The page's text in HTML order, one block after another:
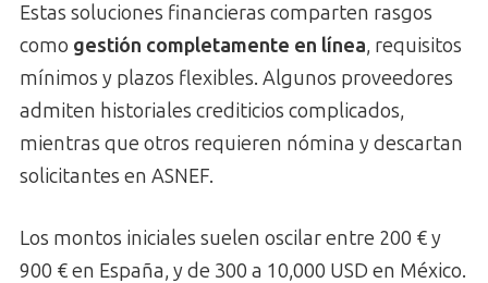
Estas soluciones financieras comparten rasgos
como gestión completamente en línea, requisitos
mínimos y plazos flexibles. Algunos proveedores
admiten historiales crediticios complicados,
mientras que otros requieren nómina y descartan
solicitantes en ASNEF.
Los montos iniciales suelen oscilar entre 200 € y
900 € en España, y de 300 a 10,000 USD en México.